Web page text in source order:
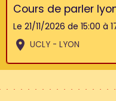
Cours de parler
Le 21/11/2026 de 15:00 à
UCLY - LYON